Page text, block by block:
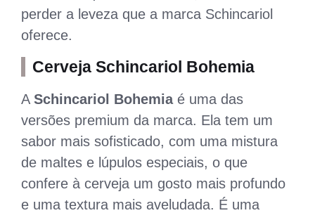
perder a leveza que a marca Schincariol
oferece.
Cerveja Schincariol Bohemia
A Schincariol Bohemiaé uma das
versões premium da marca. Ela tem um
sabor mais sofisticado, com uma mistura
de maltes e lúpulos especiais, o que
confere à cerveja um gosto mais profundo
e uma textura mais aveludada. É uma